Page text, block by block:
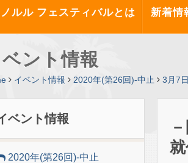
ルル フェスティバルとは 新着情
ント情報
イベント情報 2020年(第26回)-中止 3月7
ベント情報
2020年(第26回)-中止